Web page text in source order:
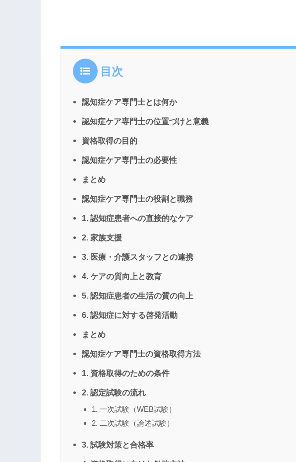
目次
認知症ケア専門士とは何か
認知症ケア専門士の位置づけと意義
資格取得の目的
認知症ケア専門士の必要性
まとめ
認知症ケア専門士の役割と職務
1. 認知症患者への直接的なケア
2. 家族支援
3. 医療・介護スタッフとの連携
4. ケアの質向上と教育
5. 認知症患者の生活の質の向上
6. 認知症に対する啓発活動
まとめ
認知症ケア専門士の資格取得方法
1. 資格取得のための条件
2. 認定試験の流れ
1. 一次試験（WEB試験）
2. 二次試験（論述試験）
3. 試験対策と合格率